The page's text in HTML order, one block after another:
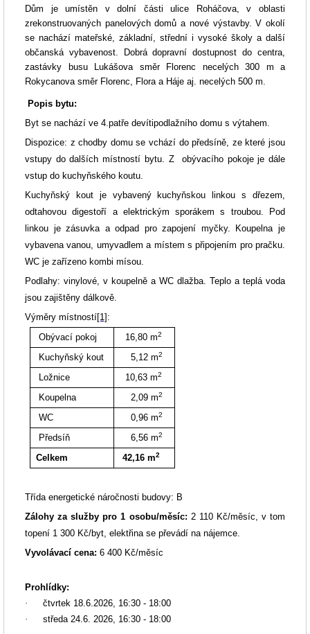
Dům je umístěn v dolní části ulice Roháčova, v oblasti
zrekonstruovaných panelových domů a nové výstavby. V okolí
se nachází mateřské, základní, střední i vysoké školy a další
občanská vybavenost. Dobrá dopravní dostupnost do centra,
zastávky busu Lukášova směr Florenc necelých 300 m a
Rokycanova směr Florenc, Flora a Háje aj. necelých 500 m.
Popis bytu:
Byt se nachází ve 4.patře devítipodlažního domu s výtahem.
Dispozice: z chodby domuse vchází do předsíně, ze které jsou
vstupy do dalších místností bytu. Z obývacíhopokoje je dále
vstup do kuchyňského koutu.
Kuchyňský kout je vybavený kuchyňskou linkou s dřezem,
odtahovou digestoří a elektrickým sporákem s troubou. Pod
linkou je zásuvka a odpad pro zapojení myčky. Koupelna je
vybavena vanou, umyvadlem a místem s připojením pro pračku.
WC je zařízeno kombi mísou.
Podlahy: vinylové, v koupelně a WC dlažba. Teplo a teplá voda
jsou zajištěny dálkově.
Výměry místností[1] :
Obývací pokoj
16,80 m2
Kuchyňský kout 5,12 m2
Ložnice 10,63 m2
Koupelna 2,09 m2
WC 0,96 m2
Předsíň 6,56 m2
Celkem 42,16 m2
Třída energetické náročnosti budovy: B
Zálohy za služby pro 1 osobu/měsíc: 2 110 Kč/měsíc, v tom
topení 1 300 Kč/byt, elektřina se převádí na nájemce.
Vyvolávací cena: 6 400 Kč/měsíc
Prohlídky:
·
čtvrtek 18.6.2026, 16:30 - 18:00
·
středa 24.6. 2026, 16:30 - 18:00